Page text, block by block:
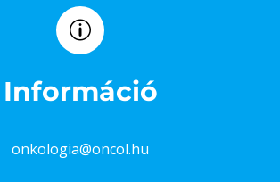
Információ
onkologia@oncol.hu